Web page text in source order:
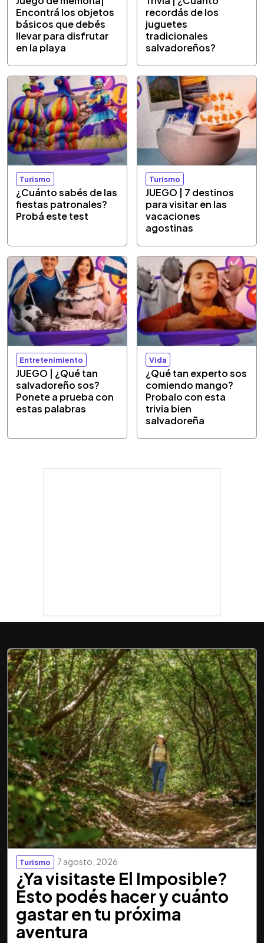
Encontrá los objetos
básicos que debés
llevar para disfrutar
en la playa
recordás de los
juguetes
tradicionales
salvadoreños?
Turismo
¿Cuánto sabés de las
fiestas patronales?
Probá este test
Turismo
JUEGO | 7 destinos
para visitar en las
vacaciones
agostinas
Entretenimiento
JUEGO | ¿Qué tan
salvadoreño sos?
Ponete a prueba con
estas palabras
Vida
¿Qué tan experto sos
comiendo mango?
Probalo con esta
trivia bien
salvadoreña
Turismo 7 agosto, 2026
¿Ya visitaste El Imposible?
Esto podés hacer y cuánto
gastar en tu próxima
aventura